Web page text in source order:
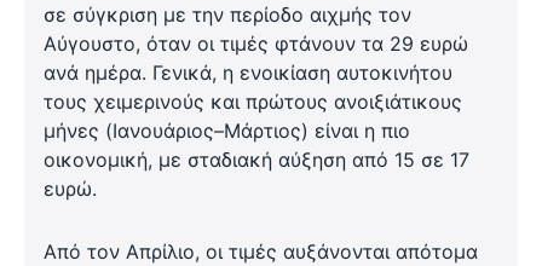
σε σύγκριση με την περίοδο αιχμής τον
Αύγουστο, όταν οι τιμές φτάνουν τα 29 ευρώ
ανά ημέρα. Γενικά, η ενοικίαση αυτοκινήτου
τους χειμερινούς και πρώτους ανοιξιάτικους
μήνες (Ιανουάριος–Μάρτιος) είναι η πιο
οικονομική, με σταδιακή αύξηση από 15 σε 17
ευρώ.
Από τον Απρίλιο, οι τιμές αυξάνονται απότομα